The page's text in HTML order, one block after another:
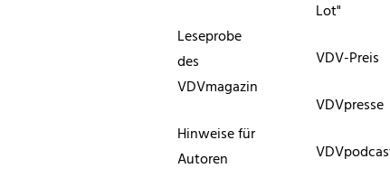
Leseprobe
des
VDVmagazin
Hinweise für
Autoren
Lot"
VDV-Preis
VDVpresse